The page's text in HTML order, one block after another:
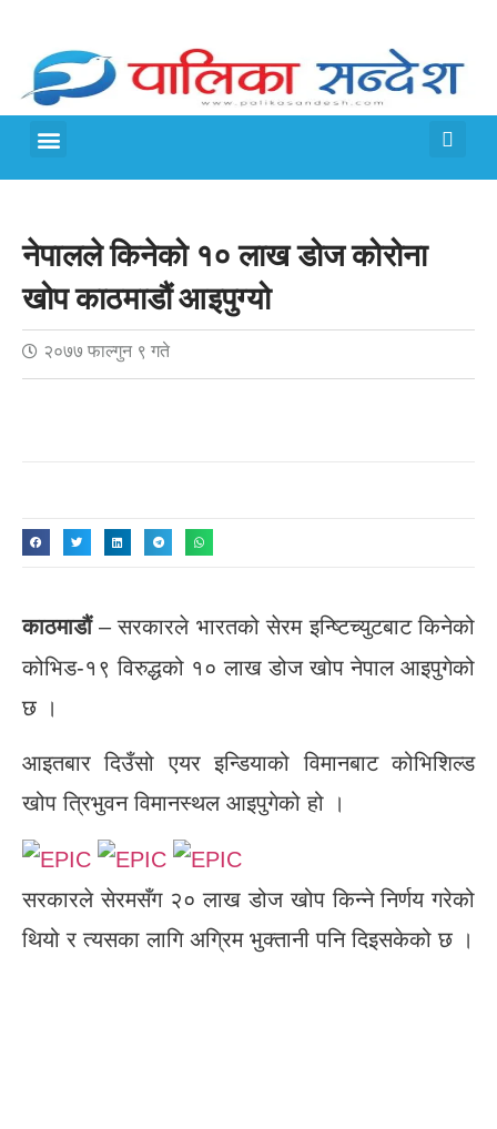
नेपालले किनेको १० लाख डोज कोरोना
खोप काठमाडौं आइपुग्यो
२०७७ फाल्गुन ९ गते
काठमाडौं – सरकारले भारतको सेरम इन्ष्टिच्युटबाट किनेको
कोभिड-१९ विरुद्धको १० लाख डोज खोप नेपाल आइपुगेको
छ ।
आइतबार दिउँसो एयर इन्डियाको विमानबाट कोभिशिल्ड
खोप त्रिभुवन विमानस्थल आइपुगेको हो ।
सरकारले सेरमसँग २० लाख डोज खोप किन्ने निर्णय गरेको
थियो र त्यसका लागि अग्रिम भुक्तानी पनि दिइसकेको छ ।